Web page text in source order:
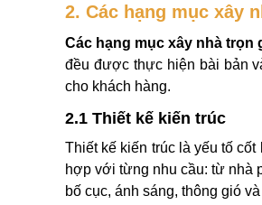
2. Các hạng mục xây
Các hạng mục xây nhà trọn
đều được thực hiện bài bản
cho khách hàng.
2.1 Thiết kế kiến trúc
Thiết kế kiến trúc là yếu tố
hợp với từng nhu cầu: từ nhà
bố cục, ánh sáng, thông gió